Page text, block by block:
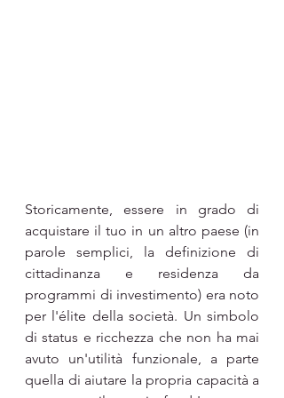
Storicamente, essere in grado di
acquistare il tuo in un altro paese (in
parole semplici, la definizione di
cittadinanza e residenza da
programmi di investimento) era noto
per l'élite della società. Un simbolo
di status e ricchezza che non ha mai
avuto un'utilità funzionale, a parte
quella di aiutare la propria capacità a